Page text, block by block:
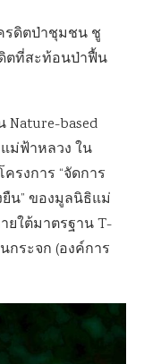
รดิตป่าชุมชน ชู
ตที่สะท้อนป่าฟื้น
based
ม่ฟ้าหลวง ใน
รงการ “จัดการ
น” ของมูลนิธิแม่
ยใต้มาตรฐาน T-
กระจก (องค์การ